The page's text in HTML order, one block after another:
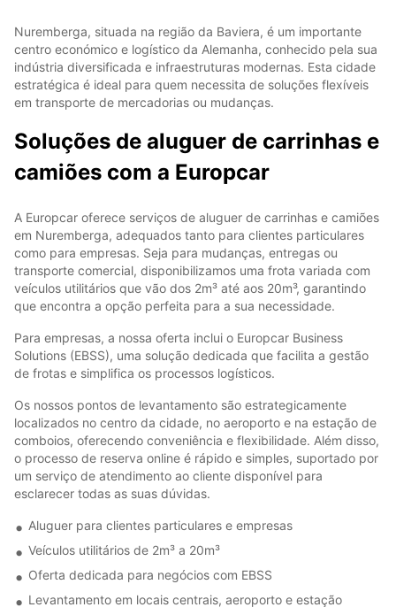
Nuremberga, situada na região da Baviera, é um importante
centro económico e logístico da Alemanha, conhecido pela sua
indústria diversificada e infraestruturas modernas. Esta cidade
estratégica é ideal para quem necessita de soluções flexíveis
em transporte de mercadorias ou mudanças.
Soluções de aluguer de carrinhas e
camiões com a Europcar
A Europcar oferece serviços de aluguer de carrinhas e camiões
em Nuremberga, adequados tanto para clientes particulares
como para empresas. Seja para mudanças, entregas ou
transporte comercial, disponibilizamos uma frota variada com
veículos utilitários que vão dos 2m³ até aos 20m³, garantindo
que encontra a opção perfeita para a sua necessidade.
Para empresas, a nossa oferta inclui o Europcar Business
Solutions (EBSS), uma solução dedicada que facilita a gestão
de frotas e simplifica os processos logísticos.
Os nossos pontos de levantamento são estrategicamente
localizados no centro da cidade, no aeroporto e na estação de
comboios, oferecendo conveniência e flexibilidade. Além disso,
o processo de reserva online é rápido e simples, suportado por
um serviço de atendimento ao cliente disponível para
esclarecer todas as suas dúvidas.
Aluguer para clientes particulares e empresas
Veículos utilitários de 2m³ a 20m³
Oferta dedicada para negócios com EBSS
Levantamento em locais centrais, aeroporto e estação